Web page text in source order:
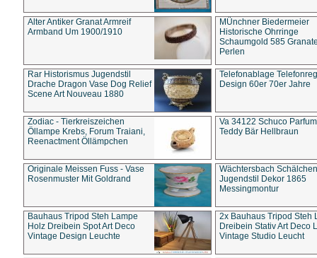
Alter Antiker Granat Armreif
Armband Um 1900/1910
MÜnchner Biedermeier
Historische Ohrringe
Schaumgold 585
Perlen
Rar Historismus Jugendstil
Drache Dragon Vase Dog Relief
Scene Art Nouveau 1880
Telefonablage
Design 60er 70er Jahre
Zodiac - Tierkreiszeichen
Öllampe Krebs, Forum Traiani,
Reenactment Öllämpchen
Va 34122 Schuco
Teddy Bär Hellbraun
Originale Meissen Fuss - Vase
Rosenmuster Mit Goldrand
Wächtersbach Schälchen
Jugendstil Dekor 1865
Messingmontur
Bauhaus Tripod Steh Lampe
Holz Dreibein Spot Art Deco
Vintage Design Leuchte
2x Bauhaus Tripod Steh
Dreibein Stativ Art Deco
Vintage Studio Leucht